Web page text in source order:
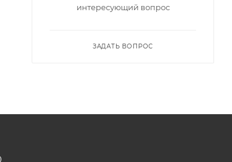
интересующий вопрос
ЗАДАТЬ ВОПРОС